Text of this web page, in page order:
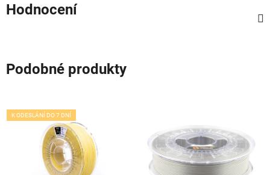
Hodnocení
Podobné produkty
K ODESLÁNÍ DO 7 DNÍ